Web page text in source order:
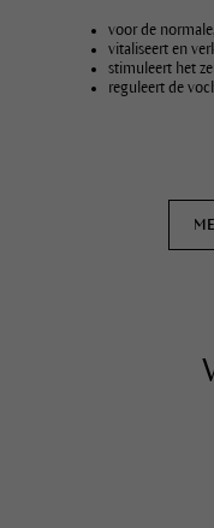
voor de
vitaliseert en
stimuleert het
reguleert de